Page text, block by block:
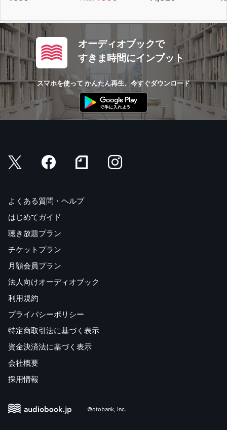
オーディオブックで
すきま時間にインプット
スマホを使って かんたん再生、今すぐダウンロード
よくある質問・ヘルプ
はじめてガイド
聴き放題プラン
チケットプラン
月額会員プラン
法人向けオーディオブック
利用規約
プライバシーポリシー
特定商取引法に基づく表示
資金決済法に基づく表示
会社概要
採用情報
©otobank, Inc.